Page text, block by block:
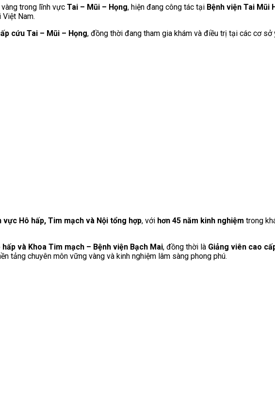
trong lĩnh vực Tai – Mũi – Họng, hiện đang công tác tại Bệnh viện Tai Mũi
Nam.
cứu Tai – Mũi – Họng, đồng thời đang tham gia khám và điều trị tại các cơ sở
Hô hấp, Tim mạch và Nội tổng hợp, với hơn 45 năm kinh nghiệm trong
và Khoa Tim mạch – Bệnh viện Bạch Mai, đồng thời là Giảng viên cao
tảng chuyên môn vững vàng và kinh nghiệm lâm sàng phong phú.